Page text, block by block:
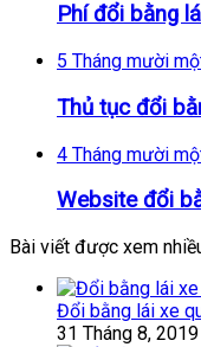
Phí đổi bằng
5 Tháng mười
Thủ tục đổi
4 Tháng mười
Website đổi
Bài viết được xem
Đổi bằng lái xe
31 Tháng 8, 2019